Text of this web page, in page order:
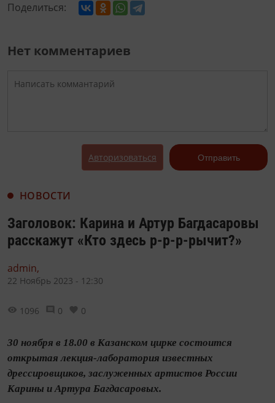
Поделиться:
Нет комментариев
Авторизоваться Отправить
НОВОСТИ
Заголовок: Карина и Артур Багдасаровы
расскажут «Кто здесь р-р-р-рычит?»
admin,
22 Ноябрь 2023 - 12:30
1096 0 0
30 ноября в 18.00 в Казанском цирке состоится
открытая лекция-лаборатория известных
дрессировщиков, заслуженных артистов России
Карины и Артура Багдасаровых.